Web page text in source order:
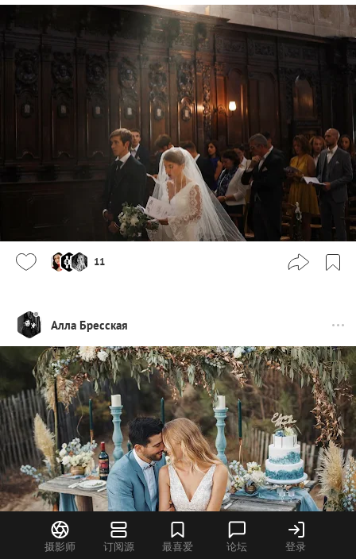
摄影师 订阅源 最喜爱 论坛 登录
11
Алла Бресская